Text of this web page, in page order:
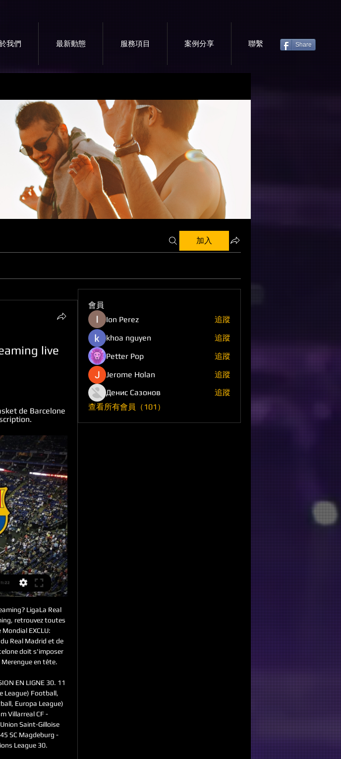
我們 最新動態 服務項目 案例分享 聯繫 Share
加入
live
de Barcelone
LigaLa Real
retrouvez toutes
EXCLU:
Real Madrid et de
doit s'imposer
Merengue en tête.
EN LIGNE 30. 11
League) Football,
Europa League)
Villarreal CF -
Saint-Gilloise
SC Magdeburg -
League 30.
會員
Ion Perez
追蹤
khoa nguyen
追蹤
Petter Pop
追蹤
Jerome Holan
追蹤
Денис Сазонов
追蹤
查看所有會員（101）